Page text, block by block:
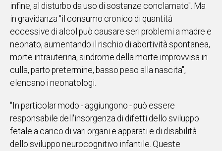
infine, al disturbo da uso di sostanze conclamato". Ma
in gravidanza "il consumo cronico di quantità
eccessive di alcol può causare seri problemi a madre e
neonato, aumentando il rischio di abortività spontanea,
morte intrauterina, sindrome della morte improvvisa in
culla, parto pretermine, basso peso alla nascita",
elencano i neonatologi.
"In particolar modo - aggiungono - può essere
responsabile dell'insorgenza di difetti dello sviluppo
fetale a carico di vari organi e apparati e di disabilità
dello sviluppo neurocognitivo infantile. Queste